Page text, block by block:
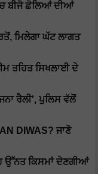
ਬੀਜੋ ਛੋਲਿਆਂ ਦੀਆਂ
ਮਿਲੇਗਾ ਘੱਟ ਲਾਗਤ
ਤਹਿਤ ਸਿਖਲਾਈ ਦੇ
ਰੈਲੀ', ਪੁਲਿਸ ਵੱਲੋਂ
DIWAS? ਜਾਣੋ
ਉੱਨਤ ਕਿਸਮਾਂ ਦੇਣਗੀਆਂ